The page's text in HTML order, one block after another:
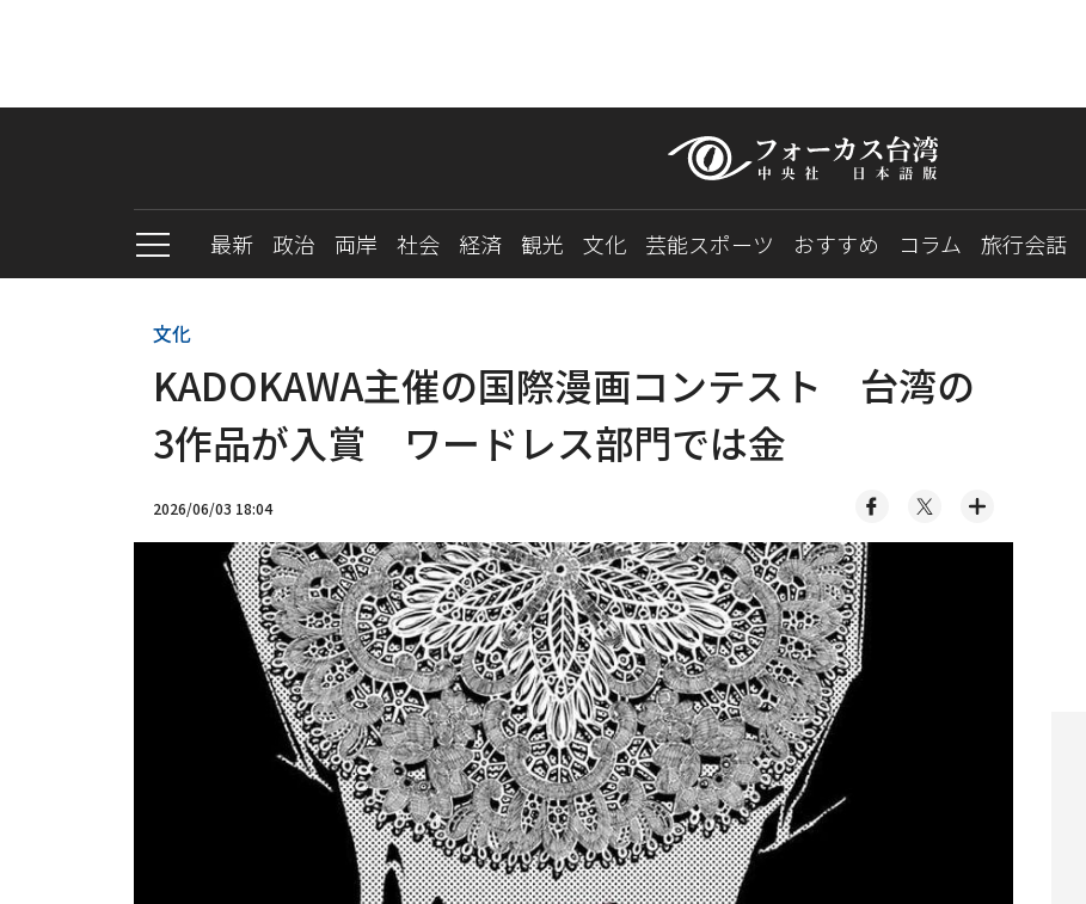
最新 政治 両岸 社会 経済 観光 文化 芸能スポーツ おすすめ コラム 旅行会話
文化
KADOKAWA主催の国際漫画コンテスト 台湾の
3作品が入賞 ワードレス部門では金
2026/06/03 18:04